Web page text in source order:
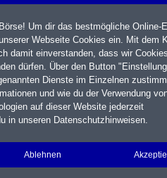
Um dir das bestmögliche Online-
Webseite Cookies ein. Mit dem
damit einverstanden, dass wir
dürfen. Über den Button
Dienste im Einzelnen
und wie du der Verwendung
auf dieser Website jederzeit
in unseren Datenschutzhinweisen.
Ablehnen